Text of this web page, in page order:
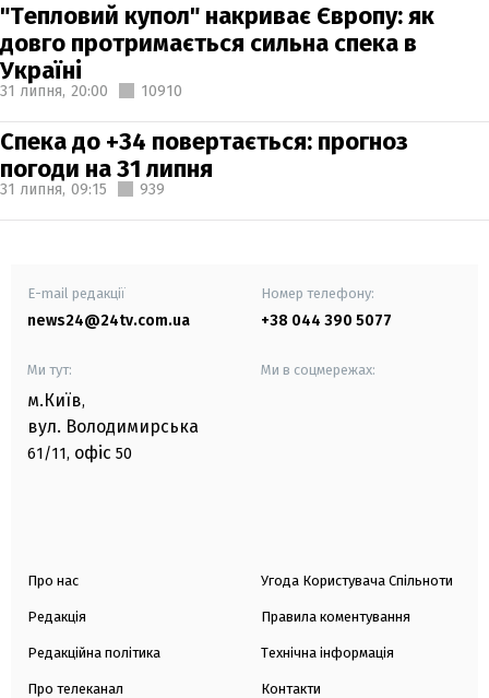
"Тепловий купол" накриває Європу: як
довго протримається сильна спека в
Україні
31 липня, 20:00 10910
Спека до +34 повертається: прогноз
погоди на 31 липня
31 липня, 09:15 939
E-mail редакції
news24@24tv.com.ua
Номер телефону:
+38 044 390 5077
Ми тут:
м.Київ,
вул. Володимирська
61/11, офіс 50
Ми в соцмережах:
Про нас
Редакція
Редакційна політика
Про телеканал
Угода Користувача Спільноти
Правила коментування
Технічна інформація
Контакти